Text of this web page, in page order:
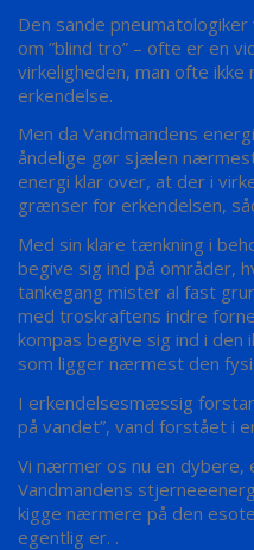
Den sande
om ”blind tro” – ofte er en
virkeligheden, man ofte
erkendelse.
Men da Vandmandens
åndelige gør sjælen
energi klar over, at der i
grænser for erkendelsen,
Med sin klare tænkning i
begive sig ind på områder,
tankegang mister al fast
med troskraftens indre
kompas begive sig ind i den
som ligger nærmest den
I erkendelsesmæssig
på vandet”, vand forstået i
Vi nærmer os nu en
Vandmandens
kigge nærmere på den
egentlig er. .